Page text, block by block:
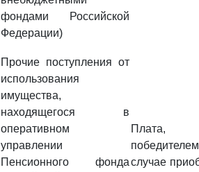
фондами Российской
Федерации)
Прочие поступления от
использования
имущества,
находящегося в
оперативном
управлении
Пенсионного фонда
Плата,
случае